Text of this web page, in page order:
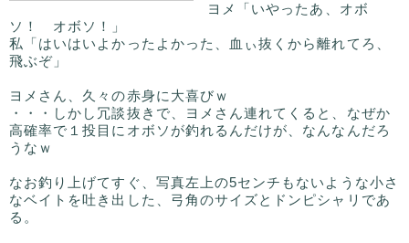
ヨメ「いやったあ、オボ
ソ！ オボソ！」
私「はいはいよかったよかった、血ぃ抜くから離れてろ、
飛ぶぞ」
ヨメさん、久々の赤身に大喜びｗ
・・・しかし冗談抜きで、ヨメさん連れてくると、なぜか
高確率で１投目にオボソが釣れるんだけが、なんなんだろ
うなｗ
なお釣り上げてすぐ、写真左上の5センチもないような小さ
なベイトを吐き出した、弓角のサイズとドンピシャリであ
る。